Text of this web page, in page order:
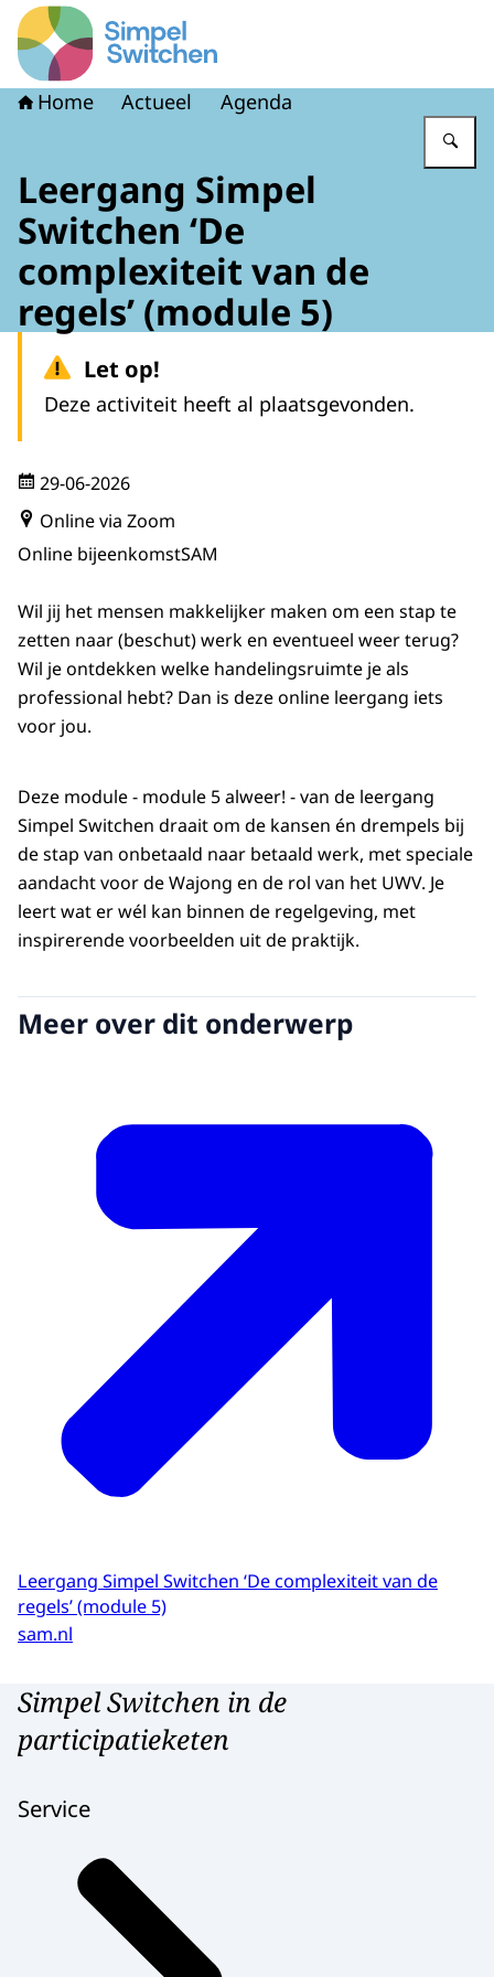
Naar de homepage van Simpel Switchen
Home Actueel Agenda
Leergang Simpel
Switchen ‘De
complexiteit van de
regels’ (module 5)
Let op!
Deze activiteit heeft al plaatsgevonden.
29-06-2026
Online via Zoom
Online bijeenkomstSAM
Wil jij het mensen makkelijker maken om een stap te
zetten naar (beschut) werk en eventueel weer terug?
Wil je ontdekken welke handelingsruimte je als
professional hebt? Dan is deze online leergang iets
voor jou.
Deze module - module 5 alweer! - van de leergang
Simpel Switchen draait om de kansen én drempels bij
de stap van onbetaald naar betaald werk, met speciale
aandacht voor de Wajong en de rol van het UWV. Je
leert wat er wél kan binnen de regelgeving, met
inspirerende voorbeelden uit de praktijk.
Meer over dit onderwerp
Leergang Simpel Switchen ‘De complexiteit van de
regels’ (module 5)
sam.nl
Simpel Switchen in de
participatieketen
Service